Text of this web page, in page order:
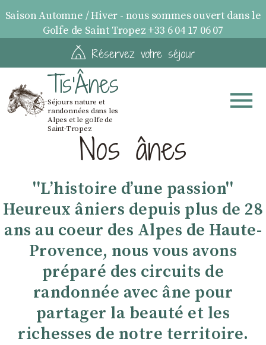
Saison Automne / Hiver - nous sommes ouvert dans le
Golfe de Saint Tropez +33 6 04 17 06 07
Réservez votre séjour
Tis'Ânes
Séjours nature et
randonnées dans les
Alpes et le golfe de
Saint-TropezNos ânes
''Lʼhistoire dʼune passion''
Heureux âniers depuis plus de 28
ans au coeur des Alpes de Haute-
Provence, nous vous avons
préparé des circuits de
randonnée avec âne pour
partager la beauté et les
richesses de notre territoire.